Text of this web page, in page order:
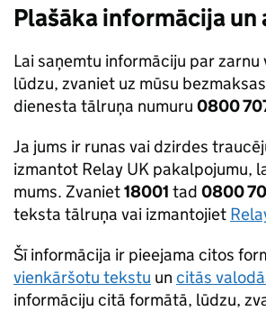
Plašāka informācija
Lai saņemtu informāciju par zarnu
lūdzu, zvaniet uz mūsu
dienesta tālruņa numuru 0800
Ja jums ir runas vai dzirdes
izmantot Relay UK pakalpojumu,
mums. Zvaniet18001 tad 0800
teksta tālruņa vai izmantojiet
Šī informācija ir pieejama citos
vienkāršotu tekstu un citās
informāciju citā formātā, lūdzu,